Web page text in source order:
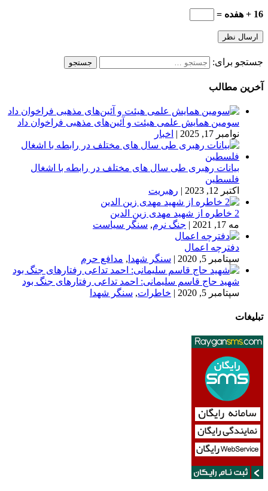
16 + هفده =
جستجو برای:
آخرین مطالب
سومین همایش علمی هیئت و آئین‌های مذهبی فراخوان داد
نوامبر 17, 2025
| اخبار
بیانات رهبری طی سال های مختلف در رابطه با اشغال
فلسطین
اکتبر 12, 2023
| رهبریت
2 خاطره از شهید مهدی زین الدین
مه 17, 2021
| جنگ نرم, سنگر سیاست
دفترچه اعمال
سپتامبر 5, 2020
| سنگر شهدا , مدافع حرم
شهید حاج قاسم سلیمانی: احمد تداعی رفتارهای جنگ بود
سپتامبر 5, 2020
| خاطرات, سنگر شهدا
تبلیغات